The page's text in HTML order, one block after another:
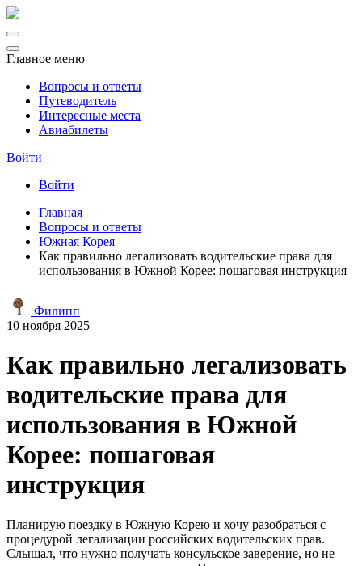
Главное меню
Вопросы и ответы
Путеводитель
Интересные места
Авиабилеты
Войти
Войти
Главная
Вопросы и ответы
Южная Корея
Как правильно легализовать водительские права для
использования в Южной Корее: пошаговая инструкция
Филипп
10 ноября 2025
Как правильно легализовать
водительские права для
использования в Южной
Корее: пошаговая
инструкция
Планирую поездку в Южную Корею и хочу разобраться с
процедурой легализации российских водительских прав.
Слышал, что нужно получать консульское заверение, но не